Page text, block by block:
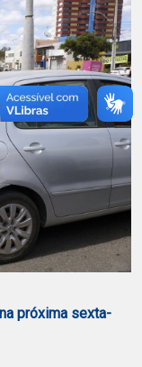
próxima sexta-